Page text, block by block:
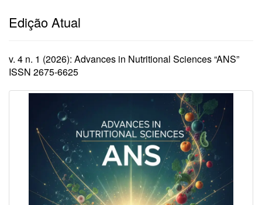
Edição Atual
v. 4 n. 1 (2026): Advances in Nutritional Sciences “ANS”
ISSN 2675-6625